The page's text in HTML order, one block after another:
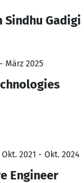
Sindhu Gadigi
März 2025
2021 - Okt. 2024
Engineer